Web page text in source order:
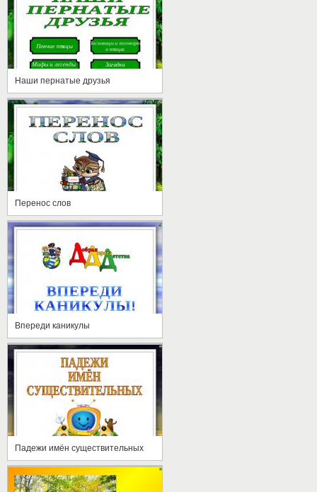
Наши пернатые друзья
Перенос слов
Впереди каникулы
Падежи имён существительных